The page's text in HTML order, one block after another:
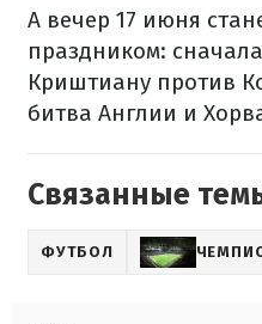
А вечер 17 июня
праздником:
Криштиану против
битва Англии и
Связанные
ФУТБОЛ